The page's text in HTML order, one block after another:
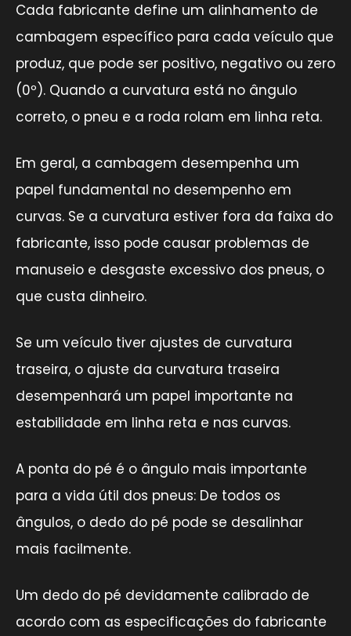
Cada fabricante define um alinhamento de
cambagem específico para cada veículo que
produz, que pode ser positivo, negativo ou zero
(0º). Quando a curvatura está no ângulo
correto, o pneu e a roda rolam em linha reta.
Em geral, a cambagem desempenha um
papel fundamental no desempenho em
curvas. Se a curvatura estiver fora da faixa do
fabricante, isso pode causar problemas de
manuseio e desgaste excessivo dos pneus, o
que custa dinheiro.
Se um veículo tiver ajustes de curvatura
traseira, o ajuste da curvatura traseira
desempenhará um papel importante na
estabilidade em linha reta e nas curvas.
A ponta do pé é o ângulo mais importante
para a vida útil dos pneus: De todos os
ângulos, o dedo do pé pode se desalinhar
mais facilmente.
Um dedo do pé devidamente calibrado de
acordo com as especificações do fabricante